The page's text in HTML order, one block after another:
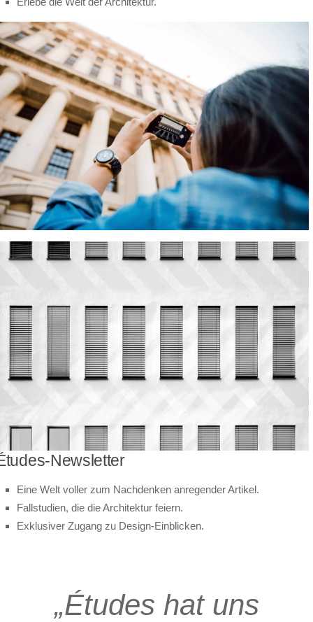
Newsletter
Eine Welt voller zum Nachdenken anregender Artikel.
Fallstudien, die die Architektur feiern.
Exklusiver Zugang zu Design-Einblicken.
„Études hat uns